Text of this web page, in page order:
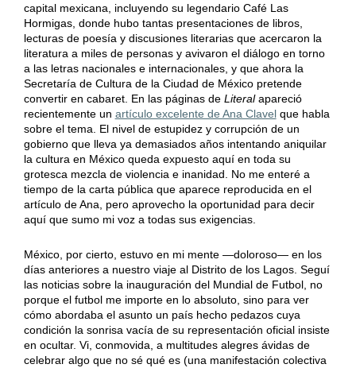
capital mexicana, incluyendo su legendario Café Las
Hormigas, donde hubo tantas presentaciones de libros,
lecturas de poesía y discusiones literarias que acercaron la
literatura a miles de personas y avivaron el diálogo en torno
a las letras nacionales e internacionales, y que ahora la
Secretaría de Cultura de la Ciudad de México pretende
convertir en cabaret. En las páginas de Literalapareció
recientemente un artículo excelente de Ana Clavelque habla
sobre el tema. El nivel de estupidez y corrupción de un
gobierno que lleva ya demasiados años intentando aniquilar
la cultura en México queda expuesto aquí en toda su
grotesca mezcla de violencia e inanidad. No me enteré a
tiempo de la carta pública que aparece reproducida en el
artículo de Ana, pero aprovecho la oportunidad para decir
aquí que sumo mi voz a todas sus exigencias.
México, por cierto, estuvo en mi mente —doloroso— en los
días anteriores a nuestro viaje al Distrito de los Lagos. Seguí
las noticias sobre la inauguración del Mundial de Futbol, no
porque el futbol me importe en lo absoluto, sino para ver
cómo abordaba el asunto un país hecho pedazos cuya
condición la sonrisa vacía de su representación oficial insiste
en ocultar. Vi, conmovida, a multitudes alegres ávidas de
celebrar algo que no sé qué es (una manifestación colectiva